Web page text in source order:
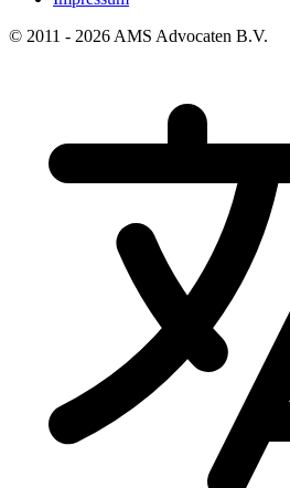
© 2011 - 2026 AMS Advocaten B.V.